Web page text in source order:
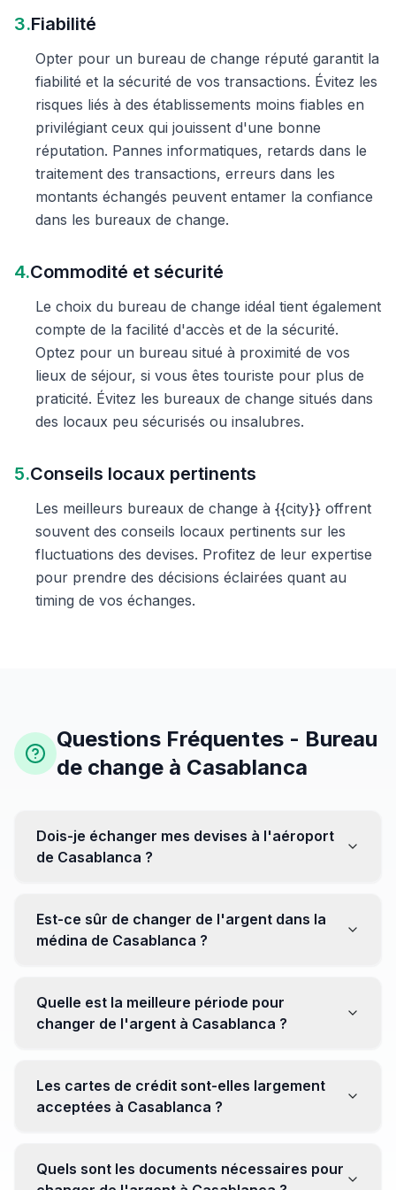
3.Fiabilité
Opter pour un bureau de change réputé garantit la
fiabilité et la sécurité de vos transactions. Évitez les
risques liés à des établissements moins fiables en
privilégiant ceux qui jouissent d'une bonne
réputation. Pannes informatiques, retards dans le
traitement des transactions, erreurs dans les
montants échangés peuvent entamer la confiance
dans les bureaux de change.
4.Commodité et sécurité
Le choix du bureau de change idéal tient également
compte de la facilité d'accès et de la sécurité.
Optez pour un bureau situé à proximité de vos
lieux de séjour, si vous êtes touriste pour plus de
praticité. Évitez les bureaux de change situés dans
des locaux peu sécurisés ou insalubres.
5.Conseils locaux pertinents
Les meilleurs bureaux de change à {{city}} offrent
souvent des conseils locaux pertinents sur les
fluctuations des devises. Profitez de leur expertise
pour prendre des décisions éclairées quant au
timing de vos échanges.
Questions Fréquentes - Bureau
de change à Casablanca
Dois-je échanger mes devises à l'aéroport
de Casablanca ?
être moins avantageux. Orientez-vous plutôt vers les
bureaux de change en ville pour obtenir de meilleurs
Est-ce sûr de changer de l'argent dans la
médina de Casablanca ?
établissements réputés pour éviter les surprises.
Quelle est la meilleure période pour
changer de l'argent à Casablanca ?
soyez attentif aux fluctuations pour maximiser la valeur
de vos devises.
Les cartes de crédit sont-elles largement
acceptées à Casablanca ?
Cependant, avoir un peu de monnaie locale peut être
Quels sont les documents nécessaires pour